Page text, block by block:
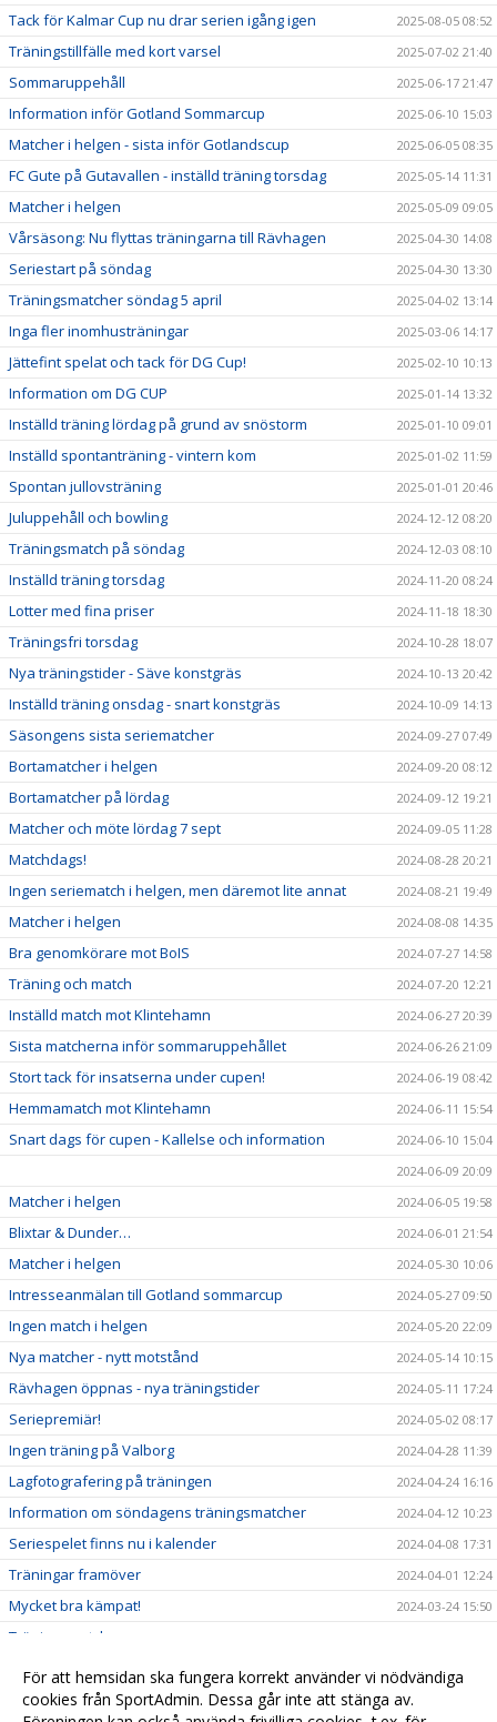
Tack för Kalmar Cup nu drar serien igång igen 2025-08-05 08:52
Träningstillfälle med kort varsel 2025-07-02 21:40
Sommaruppehåll 2025-06-17 21:47
Information inför Gotland Sommarcup 2025-06-10 15:03
Matcher i helgen - sista inför Gotlandscup 2025-06-05 08:35
FC Gute på Gutavallen - inställd träning torsdag 2025-05-14 11:31
Matcher i helgen 2025-05-09 09:05
Vårsäsong: Nu flyttas träningarna till Rävhagen 2025-04-30 14:08
Seriestart på söndag 2025-04-30 13:30
Träningsmatcher söndag 5 april 2025-04-02 13:14
Inga fler inomhusträningar 2025-03-06 14:17
Jättefint spelat och tack för DG Cup! 2025-02-10 10:13
Information om DG CUP 2025-01-14 13:32
Inställd träning lördag på grund av snöstorm 2025-01-10 09:01
Inställd spontanträning - vintern kom 2025-01-02 11:59
Spontan jullovsträning 2025-01-01 20:46
Juluppehåll och bowling 2024-12-12 08:20
Träningsmatch på söndag 2024-12-03 08:10
Inställd träning torsdag 2024-11-20 08:24
Lotter med fina priser 2024-11-18 18:30
Träningsfri torsdag 2024-10-28 18:07
Nya träningstider - Säve konstgräs 2024-10-13 20:42
Inställd träning onsdag - snart konstgräs 2024-10-09 14:13
Säsongens sista seriematcher 2024-09-27 07:49
Bortamatcher i helgen 2024-09-20 08:12
Bortamatcher på lördag 2024-09-12 19:21
Matcher och möte lördag 7 sept 2024-09-05 11:28
Matchdags! 2024-08-28 20:21
Ingen seriematch i helgen, men däremot lite annat 2024-08-21 19:49
Matcher i helgen 2024-08-08 14:35
Bra genomkörare mot BoIS 2024-07-27 14:58
Träning och match 2024-07-20 12:21
Inställd match mot Klintehamn 2024-06-27 20:39
Sista matcherna inför sommaruppehållet 2024-06-26 21:09
Stort tack för insatserna under cupen! 2024-06-19 08:42
Hemmamatch mot Klintehamn 2024-06-11 15:54
Snart dags för cupen - Kallelse och information
2024-06-10 15:04
2024-06-09 20:09
Matcher i helgen 2024-06-05 19:58
Blixtar & Dunder… 2024-06-01 21:54
Matcher i helgen 2024-05-30 10:06
Intresseanmälan till Gotland sommarcup 2024-05-27 09:50
Ingen match i helgen 2024-05-20 22:09
Nya matcher - nytt motstånd 2024-05-14 10:15
Rävhagen öppnas - nya träningstider 2024-05-11 17:24
Seriepremiär! 2024-05-02 08:17
Ingen träning på Valborg 2024-04-28 11:39
Lagfotografering på träningen 2024-04-24 16:16
Information om söndagens träningsmatcher 2024-04-12 10:23
Seriespelet finns nu i kalender 2024-04-08 17:31
Träningar framöver 2024-04-01 12:24
Mycket bra kämpat! 2024-03-24 15:50
Träningsmatcher
Gotland Sommarcup 2024 2024-03-17 12:34
Kul träning med äldre 2024-02-29 18:17
För att hemsidan ska fungera korrekt använder vi nödvändiga
cookies från SportAdmin. Dessa går inte att stänga av.